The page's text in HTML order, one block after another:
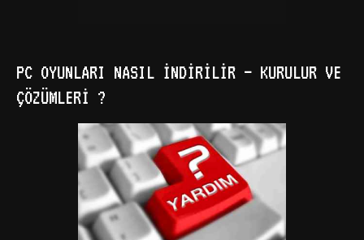
PC OYUNLARI NASIL İNDIRILIR – KURULUR VE
ÇÖZÜMLERI ?